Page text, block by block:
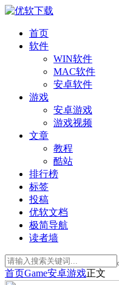
首页
软件
WIN软件
MAC软件
安卓软件
游戏
安卓游戏
游戏视频
文章
教程
酷站
排行榜
标签
投稿
优软文档
极简导航
读者墙
首页Game安卓游戏正文